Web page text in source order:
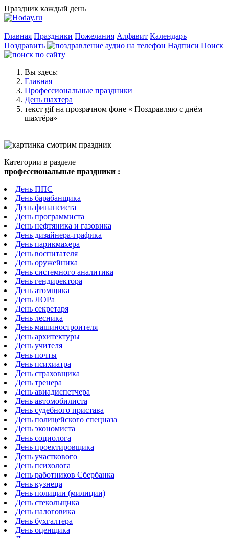
Праздник каждый день
Главная Праздники Пожелания Алфавит Календарь
Поздравить
Надписи Поиск
Вы здесь:
Главная
Профессиональные праздники
День шахтера
текст gif на прозрачном фоне « Поздравляю с днём
шахтёра»
Категории в разделе
профессиональные праздники :
День ППС
День барабанщика
День финансиста
День программиста
День нефтяника и газовика
День дизайнера-графика
День парикмахера
День воспитателя
День оружейника
День системного аналитика
День гендиректора
День атомщика
День ЛОРа
День секретаря
День лесника
День машиностроителя
День архитектуры
День учителя
День почты
День психиатра
День страховщика
День тренера
День авиадиспетчера
День автомобилиста
День судебного пристава
День полицейского спецназа
День экономиста
День социолога
День проектировщика
День участкового
День психолога
День работников Сбербанка
День кузнеца
День полиции (милиции)
День стекольщика
День налоговика
День бухгалтера
День оценщика